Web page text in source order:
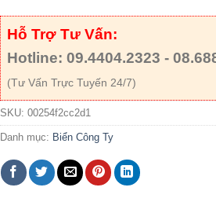
Hỗ Trợ Tư Vấn:
Hotline: 09.4404.2323 -
(Tư Vấn Trực Tuyến 24/7)
SKU: 00254f2cc2d1
Danh mục: Biển Công Ty